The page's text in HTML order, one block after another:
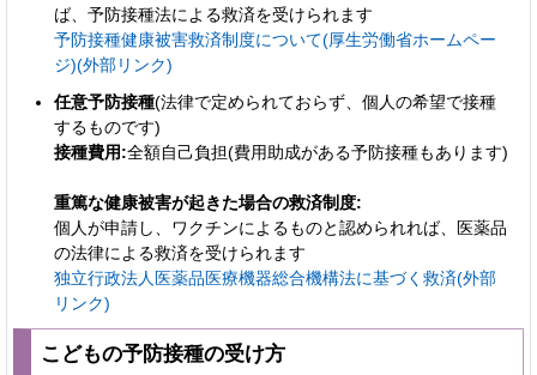
ば、予防接種法による救済を受けられます
予防接種健康被害救済制度について(厚生労働省ホームペー
ジ)(外部リンク)
任意予防接種(法律で定められておらず、個人の希望で接種
するものです)
接種費用:全額自己負担(費用助成がある予防接種もあります)
重篤な健康被害が起きた場合の救済制度:
個人が申請し、ワクチンによるものと認められれば、医薬品
の法律による救済を受けられます
独立行政法人医薬品医療機器総合機構法に基づく救済(外部
リンク)
こどもの予防接種の受け方